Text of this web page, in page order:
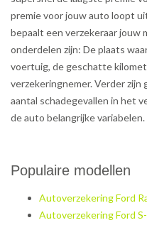
premie voor jouw auto loopt
bepaalt een verzekeraar jouw
onderdelen zijn: De plaats
voertuig, de geschatte
verzekeringnemer. Verder zijn
aantal schadegevallen in het
de auto belangrijke variabelen.
Populaire modellen
Autoverzekering Ford
Autoverzekering Ford